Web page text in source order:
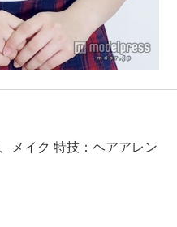
メイク 特技：ヘアアレン